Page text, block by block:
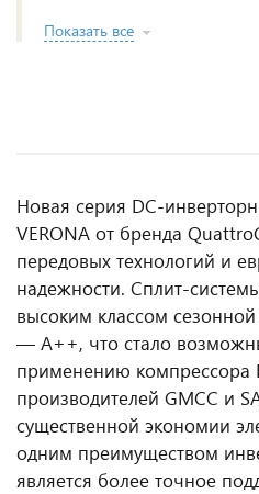
Показать все
Новая серия DC-
VERONA от бренда
передовых технологий и
надежности. Сплит-
высоким классом
— A++, что стало
применению компрессора
производителей GMCC и
существенной экономии
одним преимуществом
является более точное